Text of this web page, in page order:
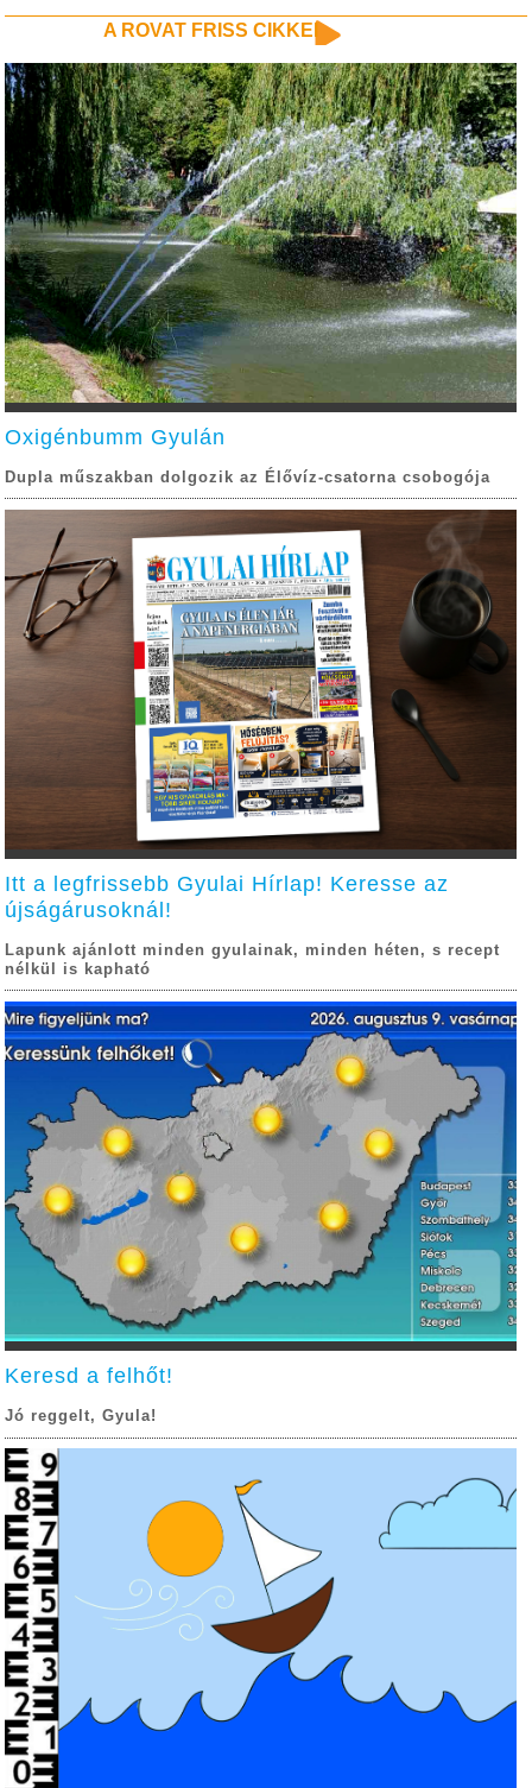
A ROVAT FRISS CIKKEI
Oxigénbumm Gyulán
Dupla műszakban dolgozik az Élővíz-csatorna csobogója
Itt a legfrissebb Gyulai Hírlap! Keresse az
újságárusoknál!
Lapunk ajánlott minden gyulainak, minden héten, s recept
nélkül is kapható
Keresd a felhőt!
Jó reggelt, Gyula!